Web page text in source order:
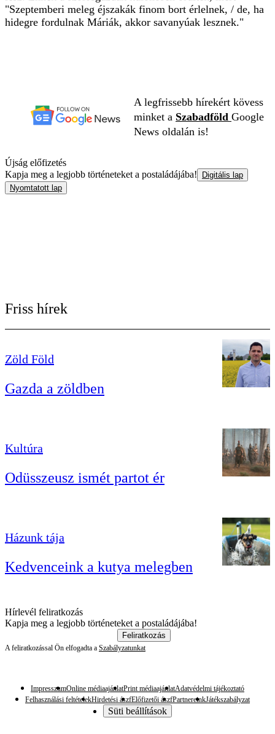
"Szeptemberi meleg éjszakák finom bort érlelnek, / de, ha
hidegre fordulnak Máriák, akkor savanyúak lesznek."
A legfrissebb hírekért kövess
minket a Szabadföld Google
News oldalán is!
Újság előfizetés
Kapja meg a legjobb történeteket a postaládájába!
Digitális lap
Nyomtatott lap
Friss hírek
Zöld Föld
Gazda a zöldben
Kultúra
Odüsszeusz ismét partot ér
Házunk tája
Kedvenceink a kutya melegben
Hírlevél feliratkozás
Kapja meg a legjobb történeteket a postaládájába!
Feliratkozás
A feliratkozással Ön elfogadta a Szabályzatunkat
ImpresszumOnline médiaajánlatPrint médiaajánlatAdatvédelmi tájékoztató
Felhasználási feltételekHirdetési ászfElőfizetői ászfPartnereinkJátékszabályzat
Süti beállítások